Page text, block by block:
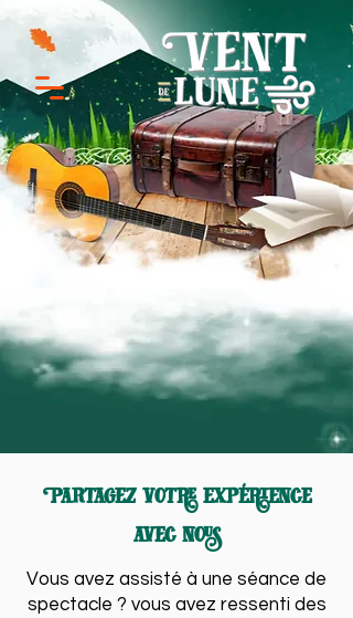
Partagez votre expérience
avec nous
Vous avez assisté à une séance de
spectacle ? vous avez ressenti des